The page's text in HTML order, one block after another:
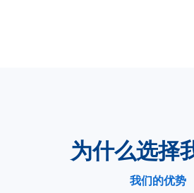
为什么选择
我们的优势